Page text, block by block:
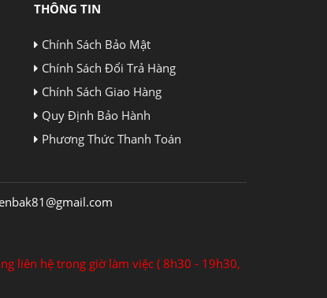
THÔNG TIN
Chính Sách Bảo Mật
Chính Sách Đổi Trả Hàng
Chính Sách Giao Hàng
Quy Định Bảo Hành
Phương Thức Thanh Toán
liên hệ trong giờ làm việc ( 8h30 - 19h30,